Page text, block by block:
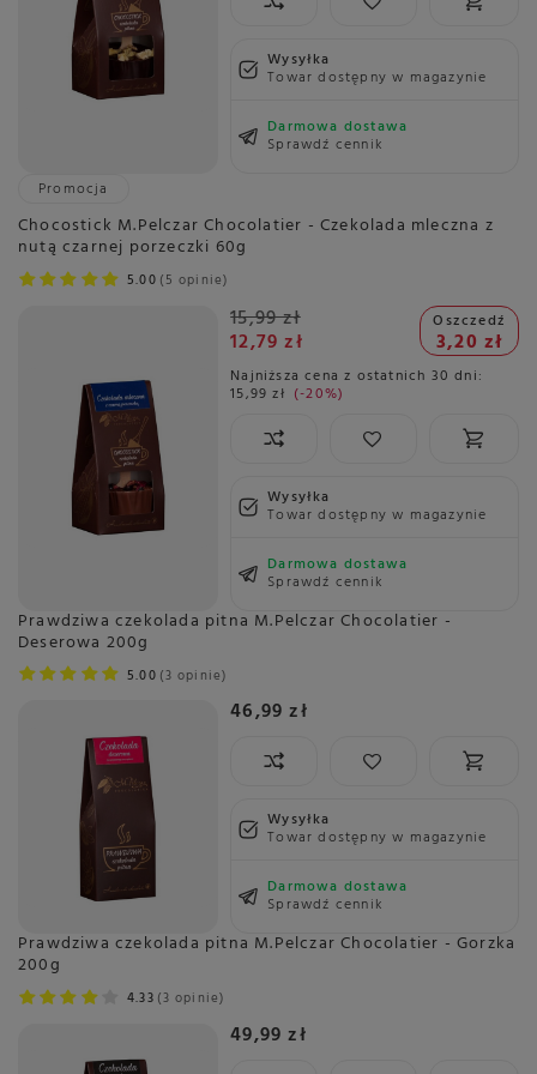
Wysyłka
Towar dostępny w magazynie
Darmowa dostawa
Sprawdź cennik
Promocja
Chocostick M.Pelczar Chocolatier - Czekolada mleczna z
nutą czarnej porzeczki 60g
5.00 5 opinie
15,99 zł
12,79 zł
Oszczedź
3,20 zł
Najniższa cena z ostatnich 30 dni:
15,99 zł -20%
Wysyłka
Towar dostępny w magazynie
Darmowa dostawa
Sprawdź cennik
Prawdziwa czekolada pitna M.Pelczar Chocolatier -
Deserowa 200g
5.00 3 opinie
46,99 zł
Wysyłka
Towar dostępny w magazynie
Darmowa dostawa
Sprawdź cennik
Prawdziwa czekolada pitna M.Pelczar Chocolatier - Gorzka
200g
4.33 3 opinie
49,99 zł